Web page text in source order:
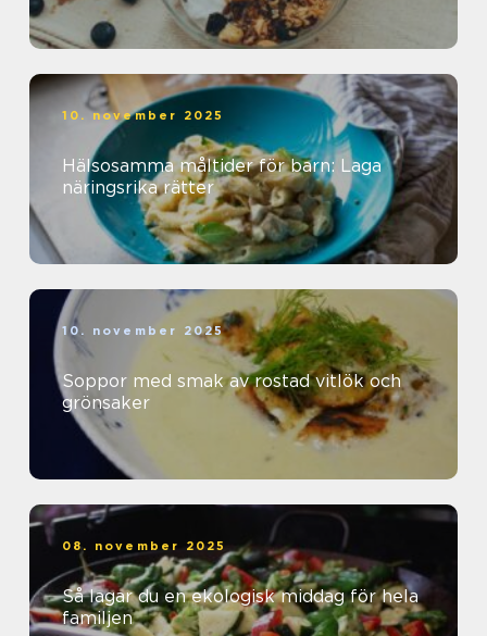
10. november 2025
Hälsosamma måltider för barn: Laga
näringsrika rätter
10. november 2025
Soppor med smak av rostad vitlök och
grönsaker
08. november 2025
Så lagar du en ekologisk middag för hela
familjen